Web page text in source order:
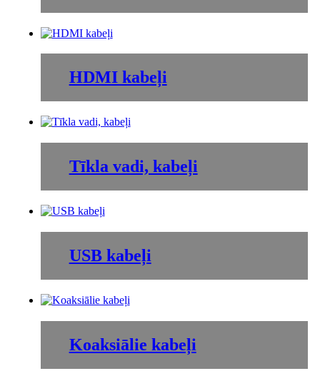
HDMI kabeļi
Tīkla vadi, kabeļi
USB kabeļi
Koaksiālie kabeļi